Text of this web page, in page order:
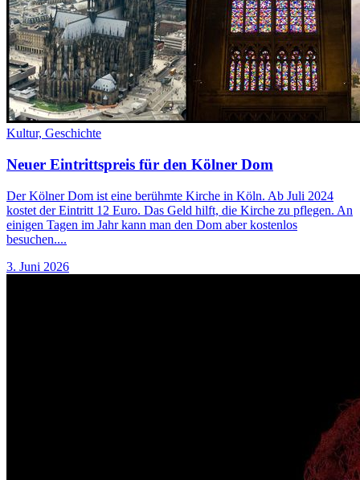
Kultur, Geschichte
Neuer Eintrittspreis für den Kölner Dom
Der Kölner Dom ist eine berühmte Kirche in Köln. Ab Juli 2024
kostet der Eintritt 12 Euro. Das Geld hilft, die Kirche zu pflegen. An
einigen Tagen im Jahr kann man den Dom aber kostenlos
besuchen....
3. Juni 2026